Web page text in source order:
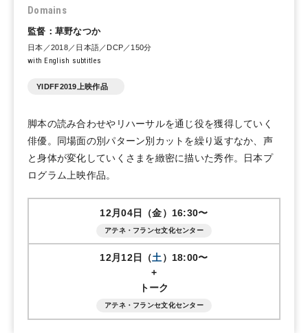
Domains
監督：草野なつか
日本／2018／日本語／DCP／150分
with English subtitles
YIDFF2019上映作品
脚本の読み合わせやリハーサルを通じ役を獲得していく
俳優。同場面の別パターン別カットを繰り返すなか、声
と身体が変化していくさまを緻密に描いた秀作。日本プ
ログラム上映作品。
12月04日（金）16:30〜
アテネ・フランセ文化センター
12月12日（土）18:00〜
+
トーク
アテネ・フランセ文化センター